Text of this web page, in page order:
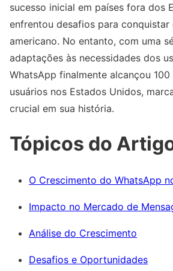
sucesso inicial em países fora dos
enfrentou desafios para
americano. No entanto, com uma
adaptações às necessidades dos
WhatsApp finalmente alcançou
usuários nos Estados Unidos,
crucial em sua história.
Tópicos do
O Crescimento do WhatsApp
Impacto no Mercado de
Análise do Crescimento
Desafios e Oportunidades